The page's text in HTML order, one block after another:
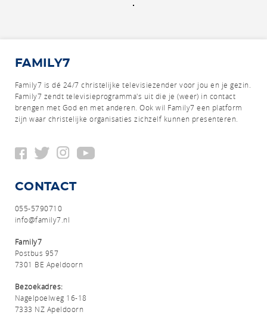
FAMILY7
Family7 is dé 24/7 christelijke televisiezender voor jou en je gezin.
Family7 zendt televisieprogramma's uit die je (weer) in contact
brengen met God en met anderen.Ook wil Family7 een platform
zijn waar christelijke organisaties zichzelf kunnen presenteren.
CONTACT
055-5790710
info@family7.nl
Family7
Postbus 957
7301 BE Apeldoorn
Bezoekadres:
Nagelpoelweg 16-18
7333 NZ Apeldoorn